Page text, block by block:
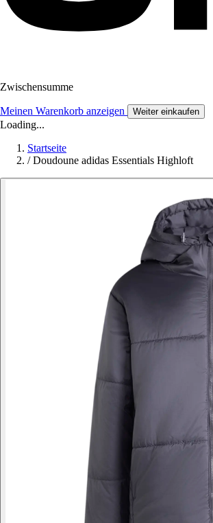
Zwischensumme
Meinen Warenkorb anzeigen Weiter einkaufen
Loading...
Startseite
/ Doudoune adidas Essentials Highloft